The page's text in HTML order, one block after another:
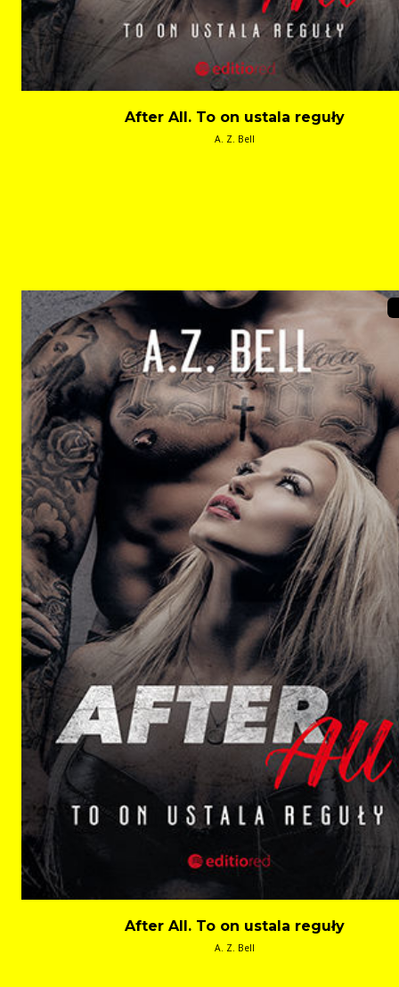
After All. To on ustala reguły
A. Z. Bell
After All. To on ustala reguły
A. Z. Bell